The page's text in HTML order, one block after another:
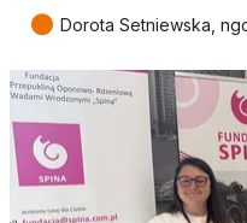
● Dorota Setniewska,